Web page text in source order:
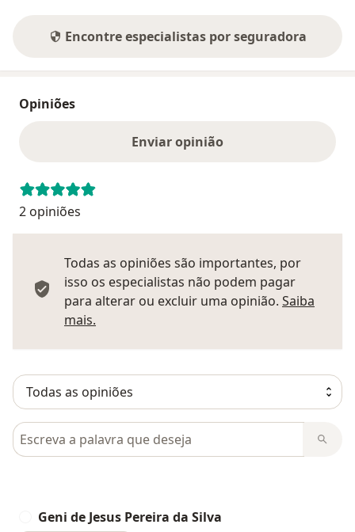
Encontre especialistas por seguradora
Opiniões
Enviar opinião
2 opiniões
Todas as opiniões são importantes, por
isso os especialistas não podem pagar
para alterar ou excluir uma opinião. Saiba
mais.
Pesquisar em opiniões
Geni de Jesus Pereira da Silva